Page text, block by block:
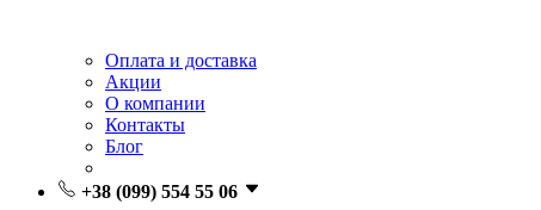
Оплата и доставка
Акции
О компании
Контакты
Блог
+38 (099) 554 55 06